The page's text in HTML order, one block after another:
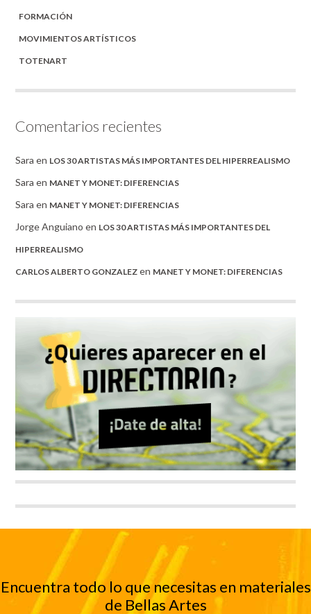
FORMACIÓN
MOVIMIENTOS ARTÍSTICOS
TOTENART
Comentarios recientes
Sara en LOS 30 ARTISTAS MÁS IMPORTANTES DEL HIPERREALISMO
Sara en MANET Y MONET: DIFERENCIAS
Sara en MANET Y MONET: DIFERENCIAS
Jorge Anguiano en LOS 30 ARTISTAS MÁS IMPORTANTES DEL
HIPERREALISMO
CARLOS ALBERTO GONZALEZ en MANET Y MONET: DIFERENCIAS
Encuentra todo lo que necesitas en materiales
de Bellas Artes